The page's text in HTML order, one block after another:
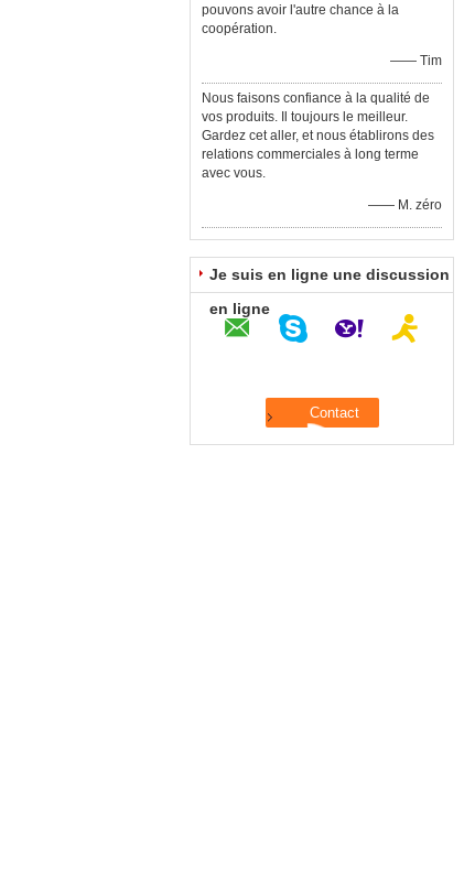
pouvons avoir l'autre chance à la
coopération.
—— Tim
Nous faisons confiance à la qualité de
vos produits. Il toujours le meilleur.
Gardez cet aller, et nous établirons des
relations commerciales à long terme
avec vous.
—— M. zéro
Je suis en ligne une discussion
en ligne